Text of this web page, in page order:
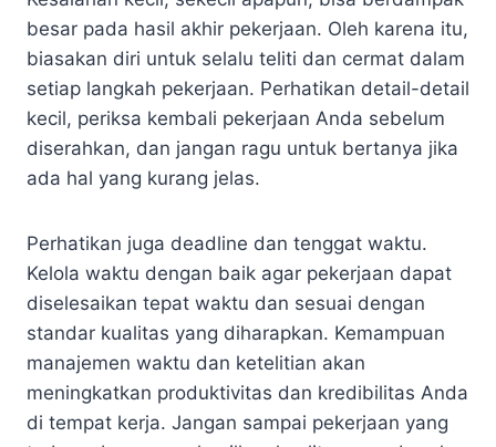
besar pada hasil akhir pekerjaan. Oleh karena itu,
biasakan diri untuk selalu teliti dan cermat dalam
setiap langkah pekerjaan. Perhatikan detail-detail
kecil, periksa kembali pekerjaan Anda sebelum
diserahkan, dan jangan ragu untuk bertanya jika
ada hal yang kurang jelas.
Perhatikan juga deadline dan tenggat waktu.
Kelola waktu dengan baik agar pekerjaan dapat
diselesaikan tepat waktu dan sesuai dengan
standar kualitas yang diharapkan. Kemampuan
manajemen waktu dan ketelitian akan
meningkatkan produktivitas dan kredibilitas Anda
di tempat kerja. Jangan sampai pekerjaan yang